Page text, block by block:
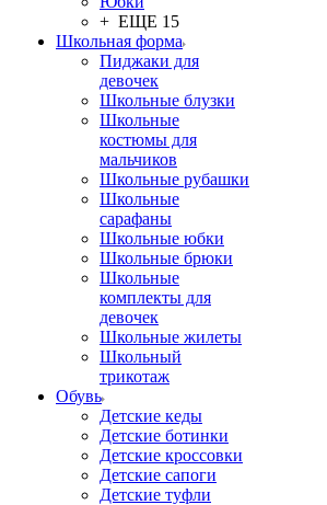
+ ЕЩЕ 15
Школьная форма
Пиджаки для
девочек
Школьные блузки
Школьные
костюмы для
мальчиков
Школьные рубашки
Школьные
сарафаны
Школьные юбки
Школьные брюки
Школьные
комплекты для
девочек
Школьные жилеты
Школьный
трикотаж
Обувь
Детские кеды
Детские ботинки
Детские кроссовки
Детские сапоги
Детские туфли